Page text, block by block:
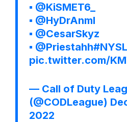
▪️ @KiSMET6_
▪️ @HyDrAnml
▪️ @CesarSkyz
▪️ @Priestahh#NYSL
pic.twitter.com/
— Call of Duty
(@CODLeague)
2022